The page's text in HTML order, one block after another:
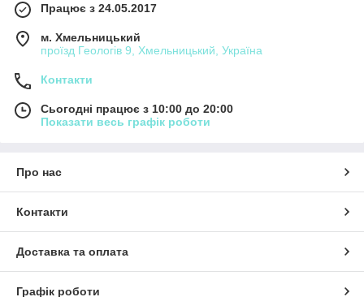
Працює з 24.05.2017
м. Хмельницький
проїзд Геологів 9, Хмельницький, Україна
Контакти
Сьогодні працює з 10:00 до 20:00
Показати весь графік роботи
Про нас
Контакти
Доставка та оплата
Графік роботи